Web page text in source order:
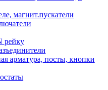
магнит.пускатели
рейку
арматура, посты, кнопки